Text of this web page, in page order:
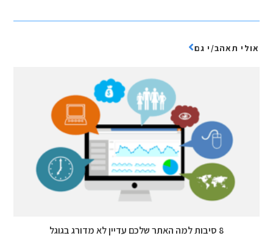
אולי תאהב/י גם
8 סיבות למה האתר שלכם עדיין לא מדורג בגוגל